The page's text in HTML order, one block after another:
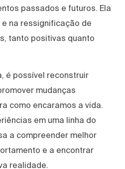
passados e futuros. Ela
na ressignificação de
tanto positivas quanto
é possível reconstruir
mudanças
como encaramos a vida.
em uma linha do
a compreender melhor
e a encontrar
realidade.